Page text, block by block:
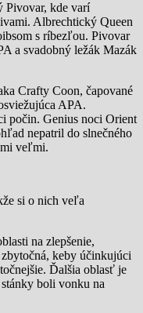
Pivovar, kde varí
Albrechtický Queen
s ríbezľou. Pivovar
a svadobný ležák Mazák
Crafty Coon, čapované
APA.
počin. Genius noci Orient
nepatril do slnečného
veľmi.
si o nich veľa
na zlepšenie,
keby účinkujúci
Ďalšia oblasť je
boli vonku na